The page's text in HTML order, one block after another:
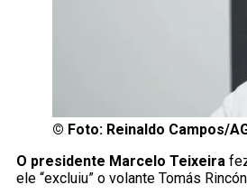
© Foto: Reinaldo Campos/
O presidente Marcelo Teixeira
ele “excluiu” o volante Tomás Rincón